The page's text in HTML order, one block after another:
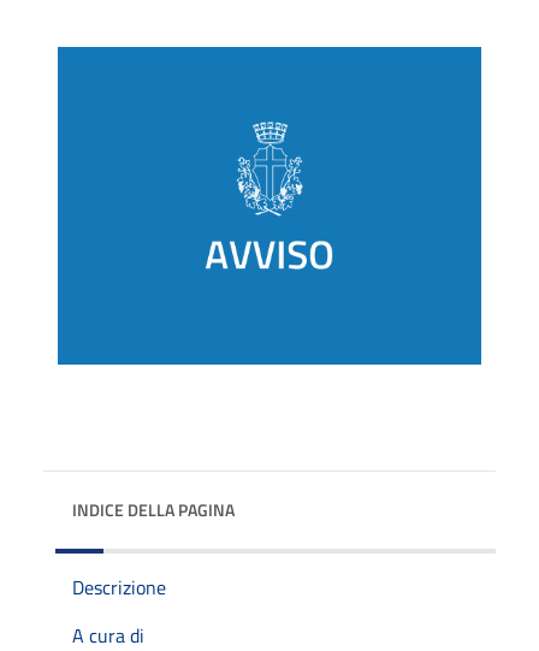
INDICE DELLA PAGINA
Descrizione
A cura di